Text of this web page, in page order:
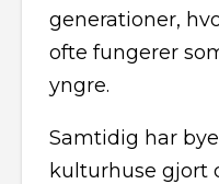
generationer,
ofte fungerer
yngre.
Samtidig har
kulturhuse gjort